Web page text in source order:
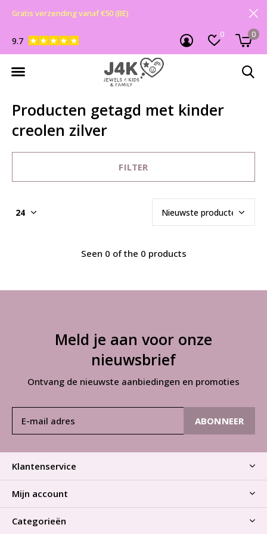
0 0
9.7
Gratis verzending vanaf €50 (BE)
Producten getagd met kinder
creolen zilver
FILTER
Seen 0 of the 0 products
Meld je aan voor onze
nieuwsbrief
Ontvang de nieuwste aanbiedingen en promoties
ABONNEER
Klantenservice
Mijn account
Categorieën